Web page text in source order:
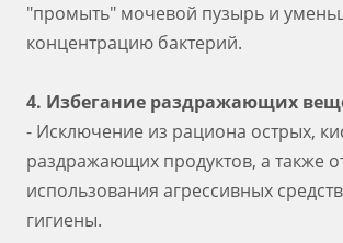
"промыть" мочевой пузырь и
концентрацию бактерий.
4. Избегание раздражающих
- Исключение из рациона острых,
раздражающих продуктов, а также
использования агрессивных
гигиены.